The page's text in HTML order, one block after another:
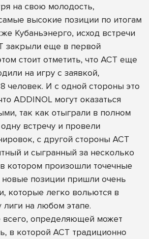
на свою молодость,
высокие позиции по итогам
Кубаньэнерго, исход встречи
закрыли еще в первой
стоит отметить, что АСТ еще
на игру с заявкой,
И с одной стороны это
ADDINOL могут оказаться
так как отыграли в полном
встречу и провели
с другой стороны АСТ
и сыгранный за несколько
котором произошли точечные
новые позиции пришли очень
которые легко вольются в
на любом этапе.
всего, определяющей может
в которой АСТ традиционно